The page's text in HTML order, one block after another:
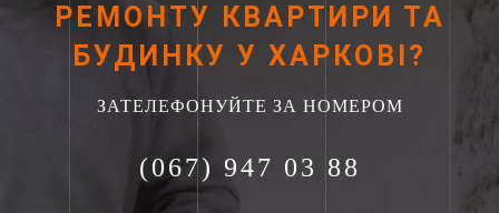
РЕМОНТУ КВАРТИРИ ТА
БУДИНКУ У ХАРКОВІ?
ЗАТЕЛЕФОНУЙТЕ ЗА НОМЕРОМ
(067) 947 03 88